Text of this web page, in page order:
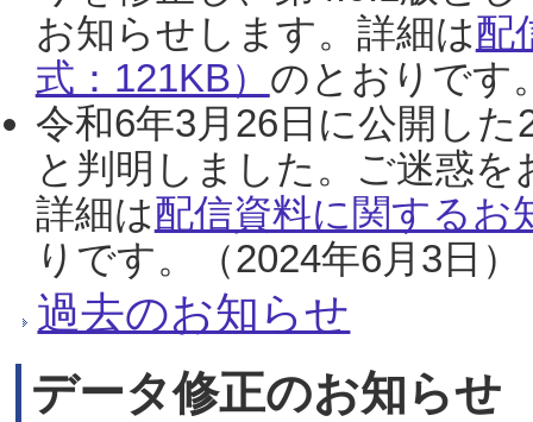
お知らせします。詳細は配
式：121KB） のとおりです
令和6年3月26日に公開し
と判明しました。ご迷惑
詳細は配信資料に関するお
りです。（2024年6月3日）
過去のお知らせ
データ修正のお知らせ